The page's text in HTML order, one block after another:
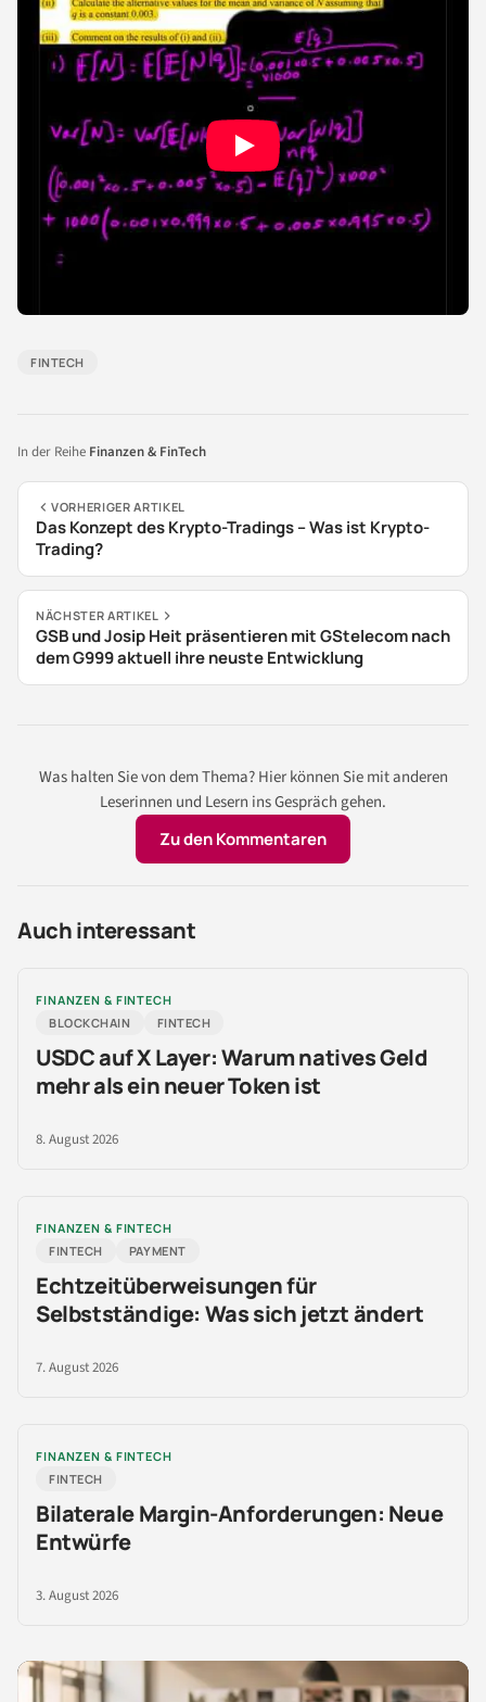
FINTECH
In der Reihe Finanzen & FinTech
VORHERIGER ARTIKEL
Das Konzept des Krypto-Tradings – Was ist Krypto-
Trading?
NÄCHSTER ARTIKEL
GSB und Josip Heit präsentieren mit GStelecom nach
dem G999 aktuell ihre neuste Entwicklung
Was halten Sie von dem Thema? Hier können Sie mit anderen
Leserinnen und Lesern ins Gespräch gehen.
Zu den Kommentaren
Auch interessant
FINANZEN & FINTECH
BLOCKCHAIN
FINTECH
USDC auf X Layer: Warum natives Geld
mehr als ein neuer Token ist
8. August 2026
FINANZEN & FINTECH
FINTECH
PAYMENT
Echtzeitüberweisungen für
Selbstständige: Was sich jetzt ändert
7. August 2026
FINANZEN & FINTECH
FINTECH
Bilaterale Margin-Anforderungen: Neue
Entwürfe
3. August 2026